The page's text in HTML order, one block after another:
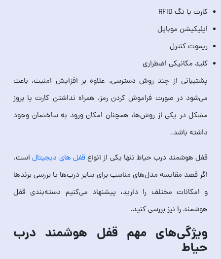
کارت یا تگ RFID
اپلیکیشن موبایل
ریموت کنترل
کلید مکانیکی اضطراری
پشتیبانی از چند روش دسترسی، علاوه بر افزایش امنیت، باعث
می‌شود در صورت فراموش کردن رمز، همراه نداشتن کارت یا بروز
مشکل در یکی از روش‌ها، همچنان امکان ورود به ساختمان وجود
داشته باشد.
قفل هوشمند درب حیاط تنها یکی از انواعقفل‌ های دیجیتالاست.
اگر قصد مقایسه مدل‌های مناسب برای سایر درب‌ها یا بررسی برندها
و امکانات مختلف را دارید، پیشنهاد می‌کنیم دسته‌بندی قفل
هوشمند را نیز بررسی کنید.
ویژگی‌های مهم قفل هوشمند درب
حیاط